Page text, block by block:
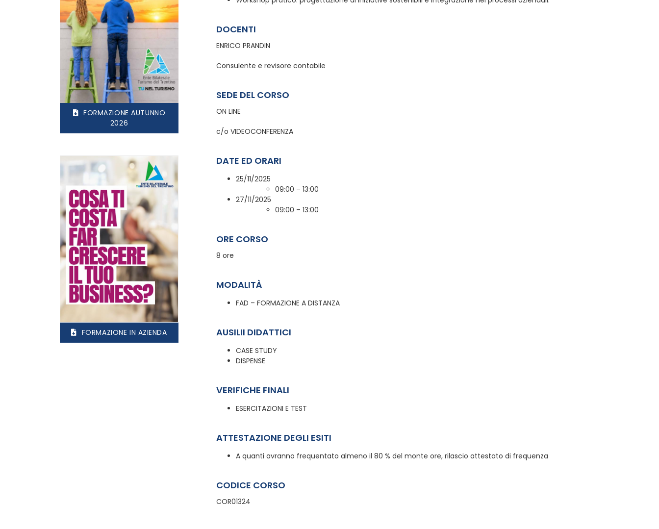
FORMAZIONE AUTUNNO
2026
FORMAZIONE IN AZIENDA
DOCENTI
ENRICO PRANDIN
Consulente e revisore contabile
SEDE DEL CORSO
ON LINE
c/o VIDEOCONFERENZA
DATE ED ORARI
25/11/2025
09:00 – 13:00
27/11/2025
09:00 – 13:00
ORE CORSO
8 ore
MODALITÀ
FAD – FORMAZIONE A DISTANZA
AUSILII DIDATTICI
CASE STUDY
DISPENSE
VERIFICHE FINALI
ESERCITAZIONI E TEST
ATTESTAZIONE DEGLI ESITI
A quanti avranno frequentato almeno il 80 % del monte ore, rilascio attestato di frequenza
CODICE CORSO
COR01324